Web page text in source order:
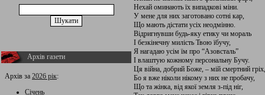
Архів газети
Архів за 2026 рік:
Січень
Нехай оминають їх випадкові міни.
У мене для них заготовано сотні кар,
Що мають дістати усіх неодмінно.
Відригнувши будь-яку етику чи мораль
І безкінечну милість Твою їбучу,
Я нагадаю усім їм про “Азовсталь”
І влаштую кожному персональну Бучу.
Ця війна, добрий Боже, – мій смертний гріх,
Бо я вже ніколи нікому з них не пробачу,
Що та жінка, від якої земля з-під ніг,